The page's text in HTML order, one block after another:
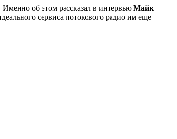
об этом рассказал в интервью Майк
сервиса потокового радио им еще